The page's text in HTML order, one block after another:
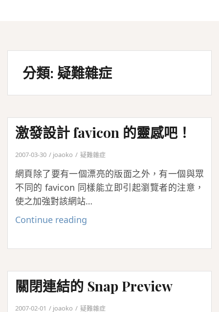
分類: 疑難雜症
激發設計 favicon 的靈感吧！
2007-03-30 joaoko 疑難雜症
網頁除了要有一個漂亮的版面之外，有一個與眾
不同的 favicon 同樣能立即引起瀏覽者的注意，
使之加強對該網站…
Continue reading
設
favicon
的
關閉連結的 Snap Preview
2007-02-01 joaoko 疑難雜症